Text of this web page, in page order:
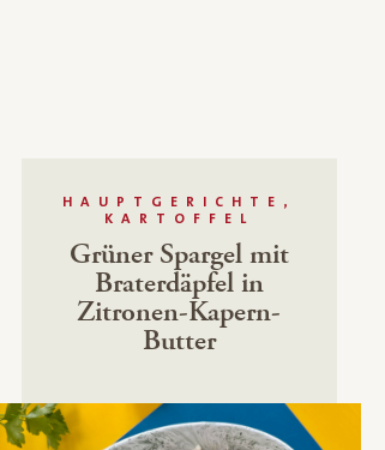
HAUPTGERICHTE,
KARTOFFEL
Grüner Spargel mit
Braterdäpfel in
Zitronen-Kapern-
Butter